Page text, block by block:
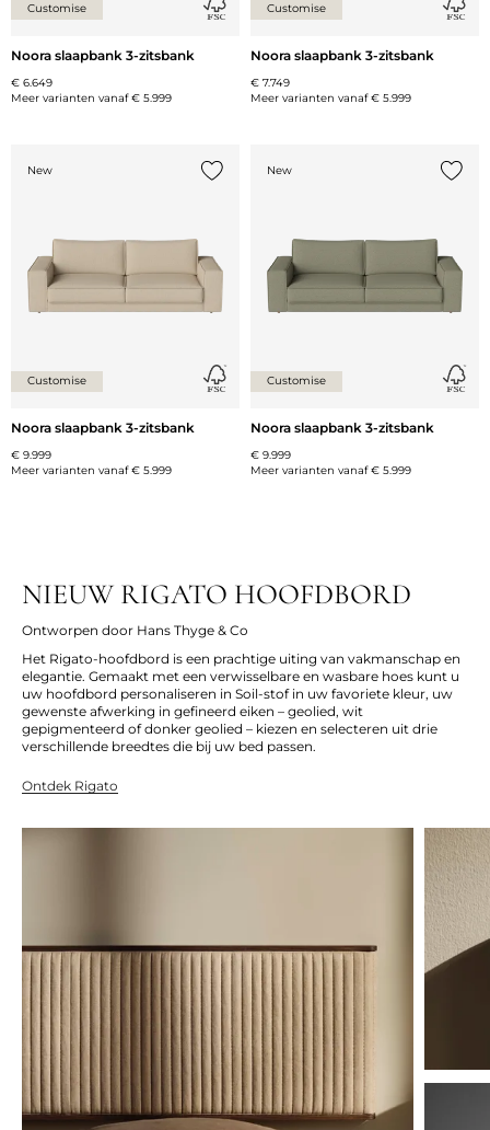
Customise
Noora slaapbank 3-zitsbank
€ 6.649
Meer varianten vanaf€ 5.999
Customise
Noora slaapbank 3-zitsbank
€ 7.749
Meer varianten vanaf€ 5.999
New
Customise
Noora slaapbank 3-zitsbank
€ 9.999
Meer varianten vanaf€ 5.999
New
Customise
Noora slaapbank 3-zitsbank
€ 9.999
Meer varianten vanaf€ 5.999
NIEUW RIGATO HOOFDBORD
Ontworpen door Hans Thyge & Co
Het Rigato-hoofdbord is een prachtige uiting van vakmanschap en
elegantie. Gemaakt met een verwisselbare en wasbare hoes kunt u
uw hoofdbord personaliseren in Soil-stof in uw favoriete kleur, uw
gewenste afwerking in gefineerd eiken – geolied, wit
gepigmenteerd of donker geolied – kiezen en selecteren uit drie
verschillende breedtes die bij uw bed passen.
Ontdek Rigato